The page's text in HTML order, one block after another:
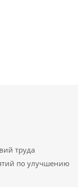
труда
по улучшению